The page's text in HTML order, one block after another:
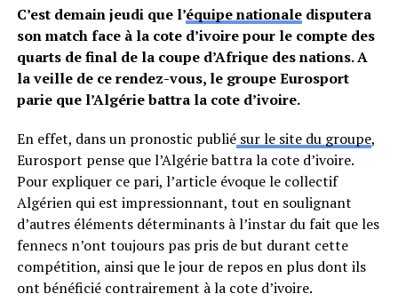
C’est demain jeudi que l’équipe nationaledisputera
son match face à la cote d’ivoire pour le compte des
quarts de final de la coupe d’Afrique des nations. A
la veille de ce rendez-vous, le groupe Eurosport
parie que l’Algérie battra la cote d’ivoire.
En effet, dans un pronostic publiésur le site du groupe,
Eurosport pense que l’Algérie battra la cote d’ivoire.
Pour expliquer ce pari, l’article évoque le collectif
Algérien qui est impressionnant, tout en soulignant
d’autres éléments déterminants à l’instar du fait que les
fennecs n’ont toujours pas pris de but durant cette
compétition, ainsi que le jour de repos en plus dont ils
ont bénéficié contrairement à la cote d’ivoire.